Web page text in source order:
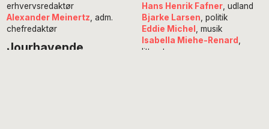
erhvervsredaktør
Alexander Meinertz , adm.
chefredaktør
Jourhavende
Hans Henrik Fafner, udland
Bjarke Larsen , politik
Eddie Michel
, musik
Isabella Miehe-Renard
litteratur